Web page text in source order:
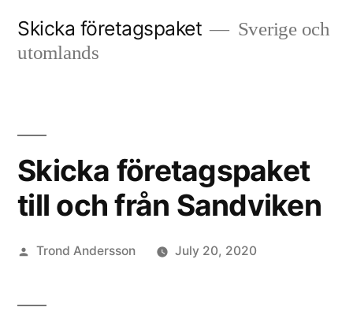
Skicka företagspaket
Sverige och
utomlands
Skicka företagspaket
till och från Sandviken
Posted
Trond Andersson July 20, 2020